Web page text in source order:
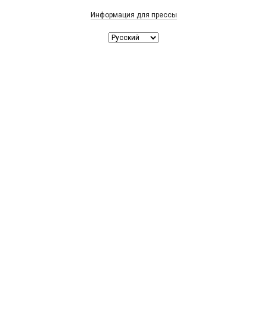
Информация для прессы